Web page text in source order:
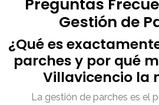
Preguntas
Gestión de
¿Qué es
parches y por qué
Villavicencio la
La gestión de parches es el